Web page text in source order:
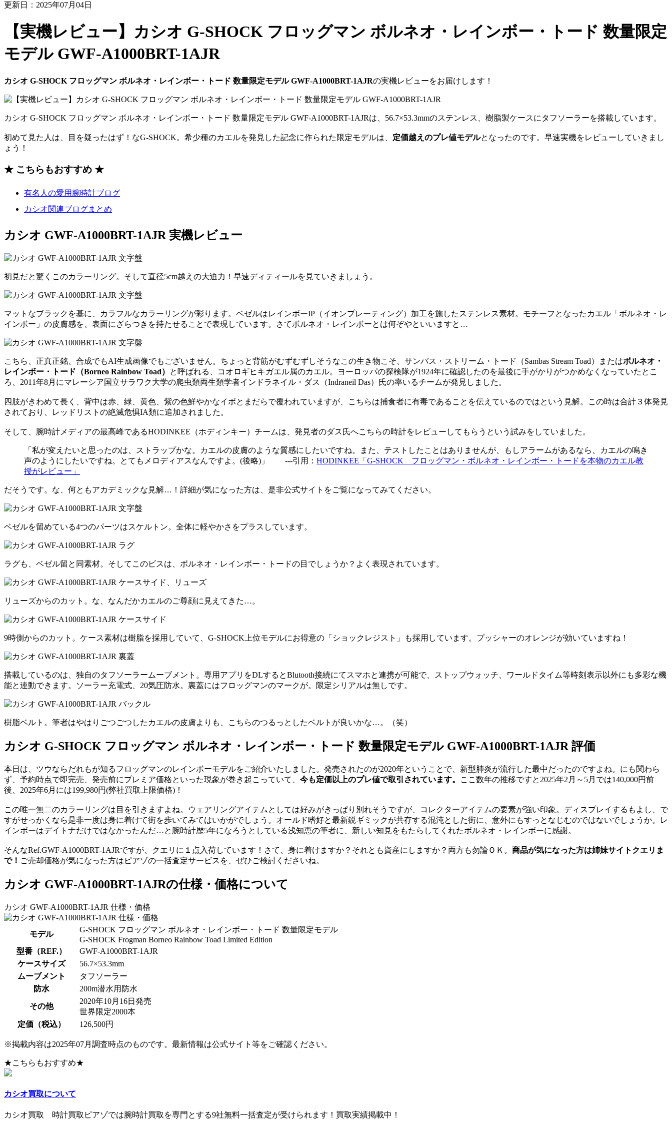
更新日：2025年07月04日
【実機レビュー】カシオ G-SHOCK フロッグマン ボルネオ・レインボー・トード 数量限定
モデル GWF-A1000BRT-1AJR
カシオ G-SHOCK フロッグマン ボルネオ・レインボー・トード 数量限定モデル GWF-A1000BRT-1AJRの実機レビューをお届けします！
カシオ G-SHOCK フロッグマン ボルネオ・レインボー・トード 数量限定モデル GWF-A1000BRT-1AJRは、56.7×53.3mmのステンレス、樹脂製ケースにタフソーラーを搭載しています。
初めて見た人は、目を疑ったはず！なG-SHOCK。希少種のカエルを発見した記念に作られた限定モデルは、 定価越えのプレ値モデルとなったのです。早速実機をレビューしていきまし
ょう！
★ こちらもおすすめ ★
有名人の愛用腕時計ブログ
カシオ関連ブログまとめ
カシオ GWF-A1000BRT-1AJR 実機レビュー
初見だと驚くこのカラーリング。そして直径5cm越えの大迫力！早速ディティールを見ていきましょう。
マットなブラックを基に、カラフルなカラーリングが彩ります。ベゼルはレインボーIP（イオンプレーティング）加工を施したステンレス素材。モチーフとなったカエル「ボルネオ・レ
インボー」の皮膚感を、表面にざらつきを持たせることで表現しています。さてボルネオ・レインボーとは何ぞやといいますと…
こちら、正真正銘、合成でもAI生成画像でもございません。ちょっと背筋がむずむずしそうなこの生き物こそ、サンバス・ストリーム・トード（Sambas Stream Toad）またはボルネオ・
レインボー・トード（Borneo Rainbow Toad）
と呼ばれる、コオロギヒキガエル属のカエル。ヨーロッパの探検隊が1924年に確認したのを最後に手がかりがつかめなくなっていたとこ
ろ、2011年8月にマレーシア国立サラワク大学の爬虫類両生類学者インドラネイル・ダス（Indraneil Das）氏の率いるチームが発見しました。
四肢がきわめて長く、背中は赤、緑、黄色、紫の色鮮やかなイボとまだらで覆われていますが、こちらは捕食者に有毒であることを伝えているのではという見解。この時は合計３体発見
されており、レッドリストの絶滅危惧IA類に追加されました。
そして、腕時計メディアの最高峰であるHODINKEE（ホディンキー）チームは、発見者のダス氏へこちらの時計をレビューしてもらうという試みをしていました。
「私が変えたいと思ったのは、ストラップかな。カエルの皮膚のような質感にしたいですね。また、テストしたことはありませんが、もしアラームがあるなら、カエルの鳴き
声のようにしたいですね。とてもメロディアスなんですよ。(後略)」 ---引用： HODINKEE「G-SHOCK フロッグマン・ボルネオ・レインボー・トードを本物のカエル教
授がレビュー」
だそうです。な、何ともアカデミックな見解…！詳細が気になった方は、是非公式サイトをご覧になってみてください。
ベゼルを留めている4つのパーツはスケルトン。全体に軽やかさをプラスしています。
ラグも、ベゼル留と同素材。そしてこのビスは、ボルネオ・レインボー・トードの目でしょうか？よく表現されています。
リューズからのカット。な、なんだかカエルのご尊顔に見えてきた…。
9時側からのカット。ケース素材は樹脂を採用していて、G-SHOCK上位モデルにお得意の「ショックレジスト」も採用しています。プッシャーのオレンジが効いていますね！
搭載しているのは、独自のタフソーラームーブメント。専用アプリをDLするとBlutooth接続にてスマホと連携が可能で、ストップウォッチ、ワールドタイム等時刻表示以外にも多彩な機
能と連動できます。ソーラー充電式、20気圧防水。裏蓋にはフロッグマンのマークが。限定シリアルは無しです。
樹脂ベルト。筆者はやはりごつごつしたカエルの皮膚よりも、こちらのつるっとしたベルトが良いかな…。（笑）
カシオ G-SHOCK フロッグマン ボルネオ・レインボー・トード 数量限定モデル GWF-A1000BRT-1AJR 評価
本日は、ツウならだれもが知るフロッグマンのレインボーモデルをご紹介いたしました。発売されたのが2020年ということで、新型肺炎が流行した最中だったのですよね。にも関わら
ず、予約時点で即完売、発売前にプレミア価格といった現象が巻き起こっていて、 今も定価以上のプレ値で取引されています。
ここ数年の推移ですと2025年2月～5月では140,000円前
後、2025年6月には199,980円(弊社買取上限価格)！
この唯一無二のカラーリングは目を引きますよね。ウェアリングアイテムとしては好みがきっぱり別れそうですが、コレクターアイテムの要素が強い印象。ディスプレイするもよし、で
すがせっかくなら是非一度は身に着けて街を歩いてみてはいかがでしょう。オールド嗜好と最新鋭ギミックが共存する混沌とした街に、意外にもすっとなじむのではないでしょうか。レ
インボーはデイトナだけではなかったんだ…と腕時計歴5年になろうとしている浅知恵の筆者に、新しい知見をもたらしてくれたボルネオ・レインボーに感謝。
そんなRef.GWF-A1000BRT-1AJRですが、クエリに１点入荷しています！さて、身に着けますか？それとも資産にしますか？両方も勿論ＯＫ。 商品が気になった方は姉妹サイトクエリま
で！ ご売却価格が気になった方はピアゾの一括査定サービスを、ぜひご検討くださいね。
カシオ GWF-A1000BRT-1AJRの仕様・価格について
カシオ GWF-A1000BRT-1AJR 仕様・価格
モデル
G-SHOCK フロッグマン ボルネオ・レインボー・トード 数量限定モデル
G-SHOCK Frogman Borneo Rainbow Toad Limited Edition
型番（REF.）
GWF-A1000BRT-1AJR
ケースサイズ
56.7×53.3mm
ムーブメント
タフソーラー
防水
200m潜水用防水
その他
2020年10月16日発売
世界限定2000本
定価（税込）
126,500円
※掲載内容は2025年07月調査時点のものです。最新情報は公式サイト等をご確認ください。
★こちらもおすすめ★
カシオ買取について
カシオ買取 時計買取ピアゾでは腕時計買取を専門とする9社無料一括査定が受けられます！買取実績掲載中！